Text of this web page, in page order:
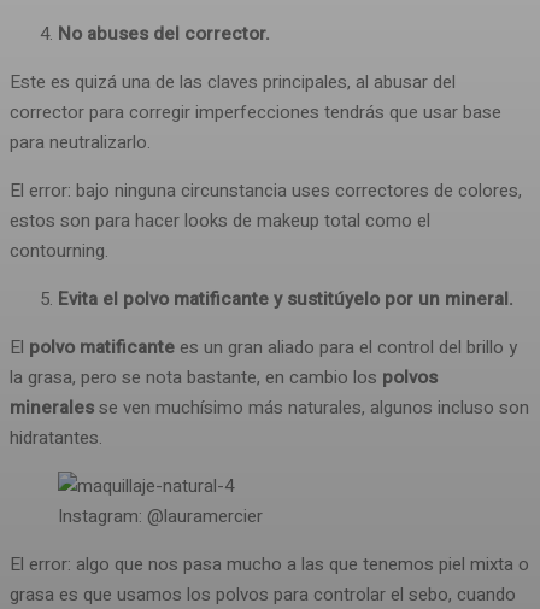
No abuses del corrector.
Este es quizá una de las claves principales, al abusar del
corrector para corregir imperfecciones tendrás que usar base
para neutralizarlo.
El error: bajo ninguna circunstancia uses correctores de colores,
estos son para hacer looks de makeup total como el
contourning.
Evita el polvo matificante y sustitúyelo por un mineral.
El polvo matificante es un gran aliado para el control del brillo y
la grasa, pero se nota bastante, en cambio los polvos
mineralesse ven muchísimo más naturales, algunos incluso son
hidratantes.
Instagram: @lauramercier
El error: algo que nos pasa mucho a las que tenemos piel mixta o
grasa es que usamos los polvos para controlar el sebo, cuando